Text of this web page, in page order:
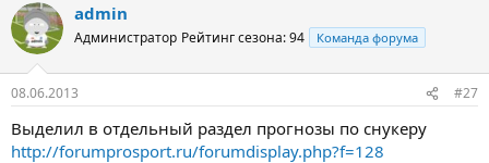
admin
Администратор Рейтинг сезона: 94 Команда форума
08.06.2013 #27
Выделил в отдельный раздел прогнозы по снукеру
http://forumprosport.ru/forumdisplay.php?f=128